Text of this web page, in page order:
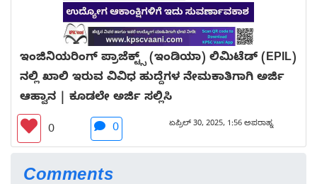
ಇಂಜಿನಿಯರಿಂಗ್ ಪ್ರಾಜೆಕ್ಟ್ಸ್ (ಇಂಡಿಯಾ) ಲಿಮಿಟೆಡ್ (EPIL)
ನಲ್ಲಿ ಖಾಲಿ ಇರುವ ವಿವಿಧ ಹುದ್ದೆಗಳ ನೇಮಕಾತಿಗಾಗಿ ಅರ್ಜಿ
ಆಹ್ವಾನ | ಕೂಡಲೇ ಅರ್ಜಿ ಸಲ್ಲಿಸಿ
0 0 ಏಪ್ರಿಲ್ 30, 2025, 1:56 ಅಪರಾಹ್ನ
Comments